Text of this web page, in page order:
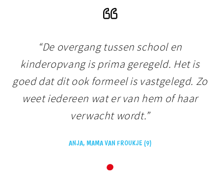
“De overgang tussen school en
kinderopvang is prima geregeld. Het is
goed dat dit ook formeel is vastgelegd. Zo
weet iedereen wat er van hem of haar
verwacht wordt.”
ANJA, MAMA VAN FROUKJE (9)